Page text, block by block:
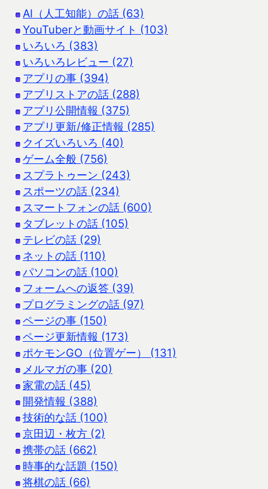
AI（人工知能）の話 (63)
YouTuberと動画サイト (103)
いろいろ (383)
いろいろレビュー (27)
アプリの事 (394)
アプリストアの話 (288)
アプリ公開情報 (375)
アプリ更新/修正情報 (285)
クイズいろいろ (40)
ゲーム全般 (756)
スプラトゥーン (243)
スポーツの話 (234)
スマートフォンの話 (600)
タブレットの話 (105)
テレビの話 (29)
ネットの話 (110)
パソコンの話 (100)
フォームへの返答 (39)
プログラミングの話 (97)
ページの事 (150)
ページ更新情報 (173)
ポケモンGO（位置ゲー） (131)
メルマガの事 (20)
家電の話 (45)
開発情報 (388)
技術的な話 (100)
京田辺・枚方 (2)
携帯の話 (662)
時事的な話題 (150)
将棋の話 (66)